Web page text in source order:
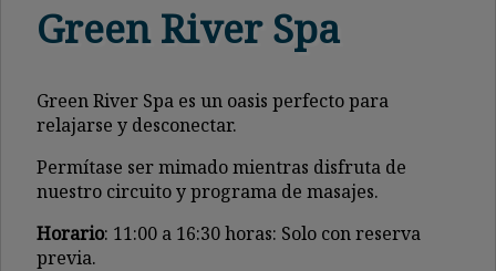
Green River Spa
Green River Spa es un oasis perfecto para
relajarse y desconectar.
Permítase ser mimado mientras disfruta de
nuestro circuito y programa de masajes.
Horario: 11:00 a 16:30 horas: Solo con reserva
previa.